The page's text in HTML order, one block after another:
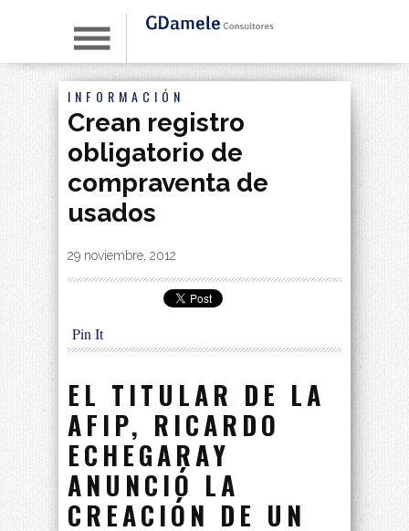
INFORMACIÓN
Crean registro
obligatorio de
compraventa de
usados
By|
29 noviembre, 2012
Pin It
EL TITULAR DE LA
AFIP, RICARDO
ECHEGARAY
ANUNCIÓ LA
CREACIÓN DE UN